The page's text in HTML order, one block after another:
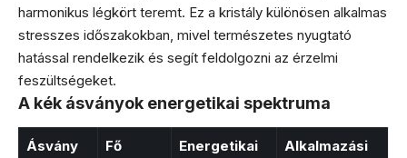
harmonikus légkört teremt. Ez a kristály különösen alkalmas
stresszes időszakokban, mivel természetes nyugtató
hatással rendelkezik és segít feldolgozni az érzelmi
feszültségeket.
A kék ásványok energetikai spektruma
Ásvány
Fő
Energetikai
Alkalmazási